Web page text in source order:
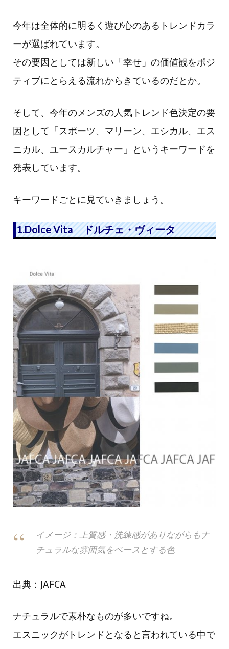
今年は全体的に明るく遊び心のあるトレンドカラ
ーが選ばれています。
その要因としては新しい「幸せ」の価値観をポジ
ティブにとらえる流れからきているのだとか。
そして、今年のメンズの人気トレンド色決定の要
因として「スポーツ、マリーン、エシカル、エス
ニカル、ユースカルチャー」というキーワードを
発表しています。
キーワードごとに見ていきましょう。
1.Dolce Vita ドルチェ・ヴィータ
イメージ：上質感・洗練感がありながらもナ
チュラルな雰囲気をベースとする色
出典：JAFCA
ナチュラルで素朴なものが多いですね。
エスニックがトレンドとなると言われている中で